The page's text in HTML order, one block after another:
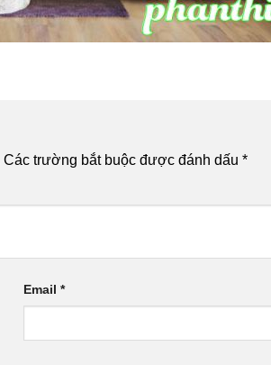
Các trường bắt buộc được đánh dấu *
Email*